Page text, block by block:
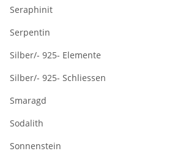
Seraphinit
Serpentin
Silber/- 925- Elemente
Silber/- 925- Schliessen
Smaragd
Sodalith
Sonnenstein